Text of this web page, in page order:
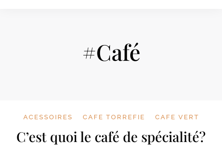
#Café
ACESSOIRES CAFE TORREFIE CAFE VERT
C’est quoi le café de spécialité?